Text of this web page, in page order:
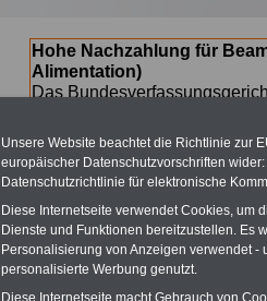
Hohe Nachzahlung für
Alimentation)
Das
Neuregelung der Besoldung
(Beamte &
Nachzahlungen
SERVICE gibt hierzu eine
dem Beschluss des
wird (im II. Quartal.2026) >>>
Unsere Website beachtet die Richtlinie zur
europäischer Datenschutzvorschriften
Datenschutzrichtlinie für elektronische
Diese Internetseite verwendet Cookies, um
Dienste und Funktionen bereitzustellen. Es
Personalisierung von Anzeigen verwendet
personalisierte Werbung genutzt.